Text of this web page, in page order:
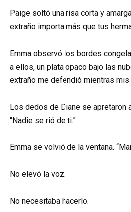
Paige soltó una risa corta y
extraño importa más que tus
Emma observó los bordes
a ellos, un plata opaco bajo las
extraño me defendió mientras mis
Los dedos de Diane se apretaron
“Nadie se rió de ti.”
Emma se volvió de la ventana.
No elevó la voz.
No necesitaba hacerlo.